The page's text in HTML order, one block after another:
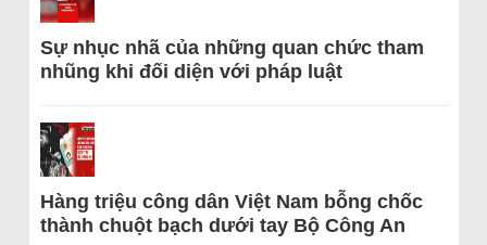
Sự nhục nhã của những quan chức tham
nhũng khi đối diện với pháp luật
Hàng triệu công dân Việt Nam bỗng chốc
thành chuột bạch dưới tay Bộ Công An